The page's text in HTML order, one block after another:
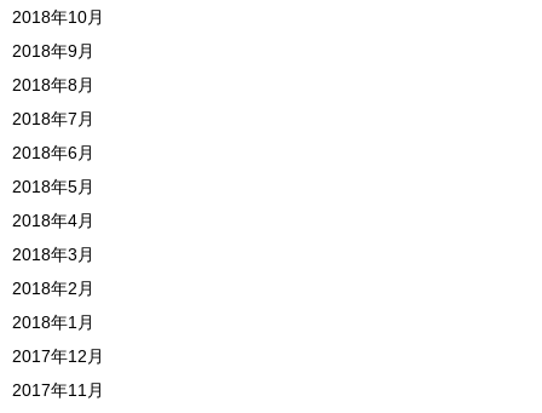
2018年10月
2018年9月
2018年8月
2018年7月
2018年6月
2018年5月
2018年4月
2018年3月
2018年2月
2018年1月
2017年12月
2017年11月